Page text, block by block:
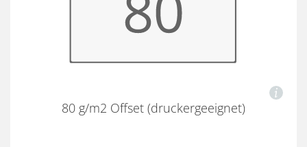
80 g/m2 Offset (druckergeeignet)